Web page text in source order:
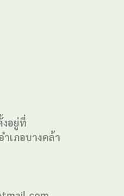
งอยู่ที่
เภอบางคล้า